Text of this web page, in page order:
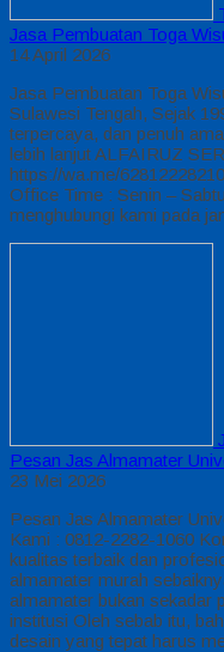
Jasa Pembuatan Toga
14 April 2026
Jasa Pembuatan Toga
Sulawesi Tengah, Sejak
terpercaya, dan penuh
lebih lanjut ALFAIRUZ
https://wa.me/
Office Time : Senin –
menghubungi kami pada
Pesan Jas Almamater
23 Mei 2026
Pesan Jas Almamater
Kami : 0812-2282-1060
kualitas terbaik dan
almamater murah
almamater bukan sekadar
institusi Oleh sebab itu,
desain yang tepat harus